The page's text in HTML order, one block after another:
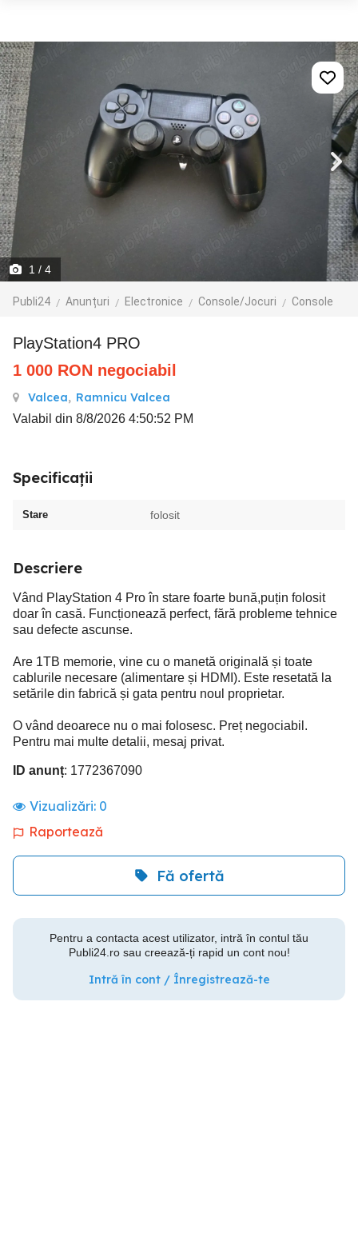
1 / 4
Publi24 Anunțuri Electronice Console/Jocuri Console
PlayStation4 PRO
1 000 RON negociabil
Valcea, Ramnicu Valcea
Valabil din 8/8/2026 4:50:52 PM
Specificații
Stare folosit
Descriere
Vând PlayStation 4 Pro în stare foarte bună,puțin folosit
doar în casă. Funcționează perfect, fără probleme tehnice
sau defecte ascunse.
Are 1TB memorie, vine cu o manetă originală și toate
cablurile necesare (alimentare și HDMI). Este resetată la
setările din fabrică și gata pentru noul proprietar.
O vând deoarece nu o mai folosesc. Preț negociabil.
Pentru mai multe detalii, mesaj privat.
ID anunț: 1772367090
Vizualizări: 0
Raportează
Fă ofertă
Pentru a contacta acest utilizator, intră în contul tău
Publi24.ro sau creează-ți rapid un cont nou!
Intră în cont / Înregistrează-te